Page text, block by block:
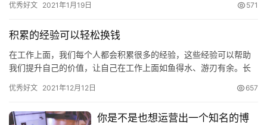
优秀好文 2021年1月19日 571
积累的经验可以轻松换钱
在工作上面，我们每个人都会积累很多的经验，这些经验可以帮助
我们提升自己的价值，让自己在工作上面如鱼得水、游刃有余。长
其他…
优秀好文 2021年12月12日 657
你是不是也想运营出一个知名的博